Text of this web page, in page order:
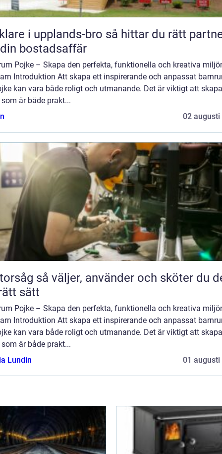
i upplands-bro så hittar du rätt partner
bostadsaffär
Pojke – Skapa den perfekta, funktionella och kreativa
Introduktion Att skapa ett inspirerande och anpassat
kan vara både roligt och utmanande. Det är viktigt att
är både prakt...
02 augusti
använder och sköter du den
sätt
Pojke – Skapa den perfekta, funktionella och kreativa
Introduktion Att skapa ett inspirerande och anpassat
kan vara både roligt och utmanande. Det är viktigt att
är både prakt...
Lundin
01 augusti